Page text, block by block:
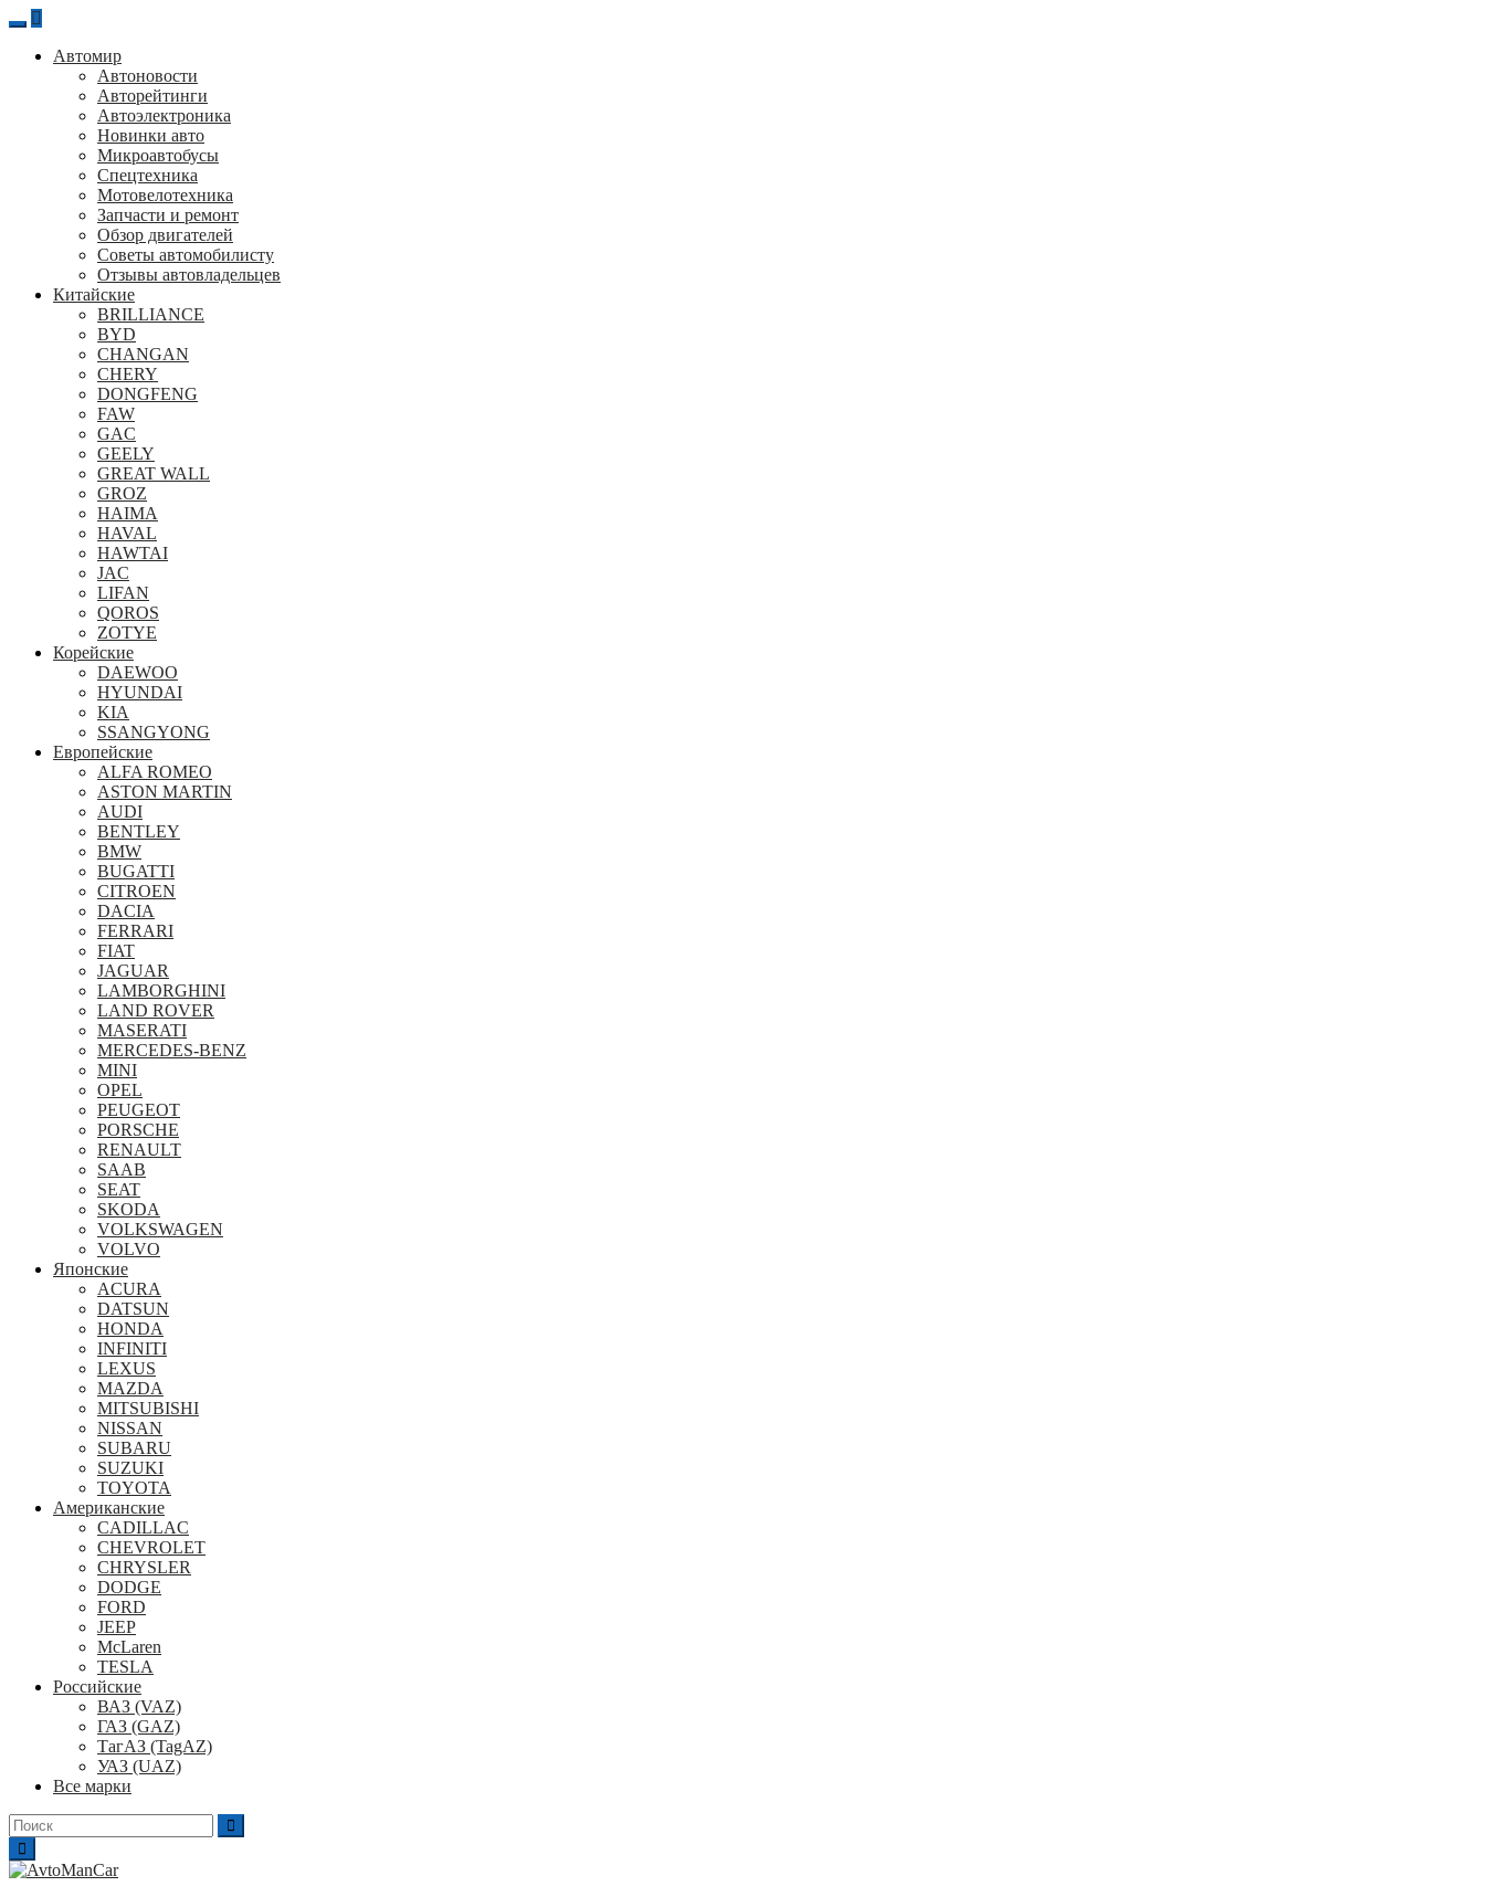
Перейти
содержанию
Автомир
Автоновости
Авторейтинги
Автоэлектроника
Новинки авто
Микроавтобусы
Спецтехника
Мотовелотехника
Запчасти и ремонт
Обзор двигателей
Советы автомобилисту
Отзывы автовладельцев
Китайские
BRILLIANCE
BYD
CHANGAN
CHERY
DONGFENG
FAW
GAC
GEELY
GREAT WALL
GROZ
HAIMA
HAVAL
HAWTAI
JAC
LIFAN
QOROS
ZOTYE
Корейские
DAEWOO
HYUNDAI
KIA
SSANGYONG
Европейские
ALFA ROMEO
ASTON MARTIN
AUDI
BENTLEY
BMW
BUGATTI
CITROEN
DACIA
FERRARI
FIAT
JAGUAR
LAMBORGHINI
LAND ROVER
MASERATI
MERCEDES-BENZ
MINI
OPEL
PEUGEOT
PORSCHE
RENAULT
SAAB
SEAT
SKODA
VOLKSWAGEN
VOLVO
Японские
ACURA
DATSUN
HONDA
INFINITI
LEXUS
MAZDA
MITSUBISHI
NISSAN
SUBARU
SUZUKI
TOYOTA
Американские
CADILLAC
CHEVROLET
CHRYSLER
DODGE
FORD
JEEP
McLaren
TESLA
Российские
ВАЗ (VAZ)
ГАЗ (GAZ)
ТагАЗ (TagAZ)
УАЗ (UAZ)
Все марки
Поиск
для: